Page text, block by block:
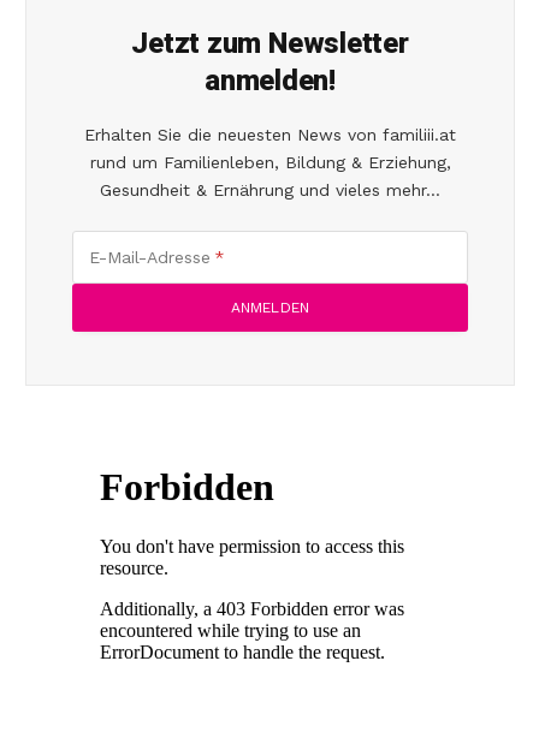
Jetzt zum Newsletter
anmelden!
Erhalten Sie die neuesten News von familiii.at
rund um Familienleben, Bildung & Erziehung,
Gesundheit & Ernährung und vieles mehr...
E-Mail-Adresse